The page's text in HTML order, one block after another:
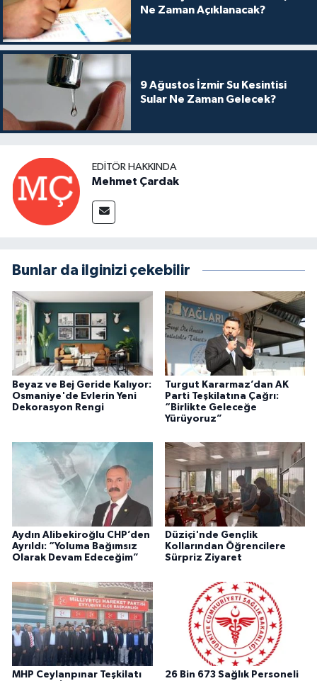
Ne Zaman Açıklanacak?
9 Ağustos İzmir Su Kesintisi
Sular Ne Zaman Gelecek?
EDITÖR HAKKINDA
Mehmet Çardak
Bunlar da ilginizi çekebilir
Beyaz ve Bej Geride Kalıyor:
Osmaniye'de Evlerin Yeni
Dekorasyon Rengi
Turgut Kararmaz’dan AK
Parti Teşkilatına Çağrı:
“Birlikte Geleceğe
Yürüyoruz”
Aydın Alibekiroğlu CHP’den
Ayrıldı: “Yoluma Bağımsız
Olarak Devam Edeceğim”
Düziçi'nde Gençlik
Kollarından Öğrencilere
Sürpriz Ziyaret
MHP Ceylanpınar Teşkilatı
26 Bin 673 Sağlık Personeli